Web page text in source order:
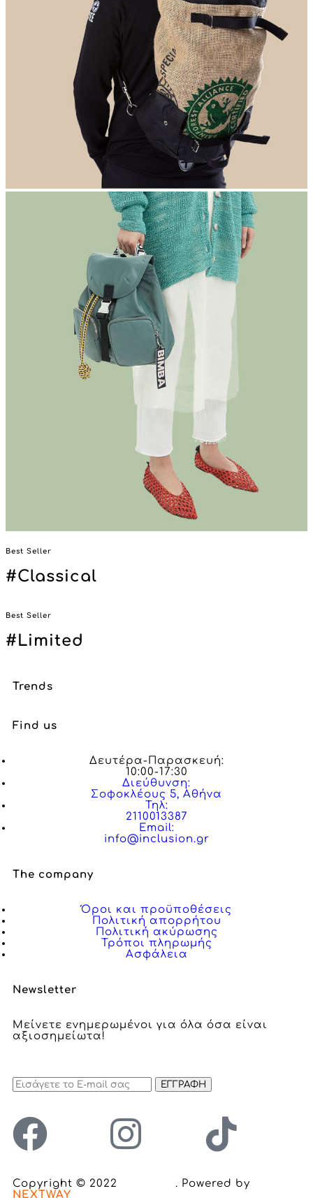
Best Seller
#Classical
Best Seller
#Limited
Trends
Find us
Δευτέρα-Παρασκευή:
10:00-17:30
Διεύθυνση:
Σοφοκλέους 5, Αθήνα
Τηλ:
2110013387
Email:
info@inclusion.gr
The company
Όροι και προϋποθέσεις
Πολιτική απορρήτου
Πολιτική ακύρωσης
Τρόποι πληρωμής
Ασφάλεια
Newsletter
Μείνετε ενημερωμένοι για όλα όσα είναι
αξιοσημείωτα!
ΕΓΓΡΑΦΗ
Copyright © 2022
. Powered by
NEXTWAY